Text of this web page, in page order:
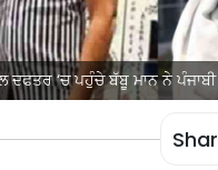
ਦਫਤਰ ‘ਚ ਪਹੁੰਚੇ ਬੱਬੂ ਮਾਨ ਨੇ